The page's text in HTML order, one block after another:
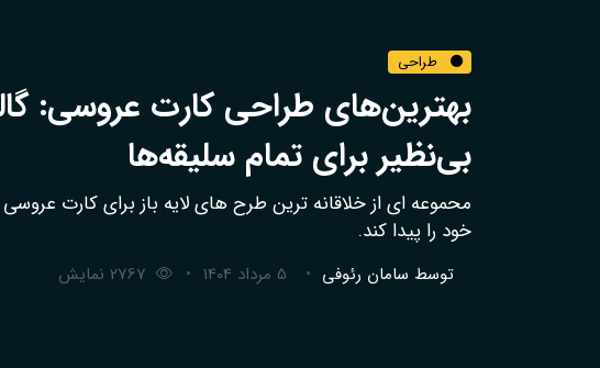
طراحی
بهترین‌های طراحی کارت عروسی:
بی‌نظیر برای تمام سلیقه‌ها
محموعه ای از خلاقانه ترین طرح های لایه باز برای کارت
خود را پیدا کند.
توسط سامان رئوفی 5 مرداد 1404